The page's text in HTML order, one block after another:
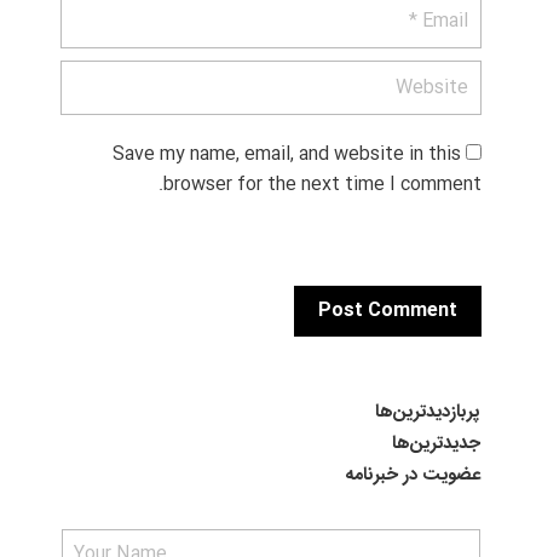
Save my name, email, and website in this
browser for the next time I comment.
پربازدیدترین‌ها
جدیدترین‌ها
عضویت در خبرنامه